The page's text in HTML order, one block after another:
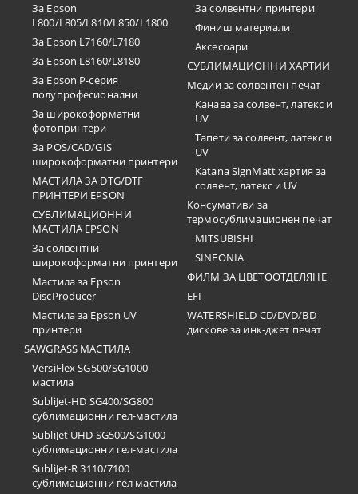
За Epson
L800/L805/L810/L850/L1800
За Epson L7160/L7180
За Epson L8160/L8180
За Epson P-серия
полупрофесионални
За широкоформатни
фотопринтери
За POS/CAD/GIS
широкоформатни принтери
МАСТИЛА ЗА DTG/DTF
ПРИНТЕРИ EPSON
СУБЛИМАЦИОННИ
МАСТИЛА EPSON
За солвентни
широкоформатни принтери
Мастила за Epson
DiscProducer
Мастила за Epson UV
принтери
SAWGRASS МАСТИЛА
VersiFlex SG500/SG1000
мастила
SubliJet-HD SG400/SG800
сублимационни гел-мастила
SubliJet UHD SG500/SG1000
сублимационни гел-мастила
SubliJet-R 3110/7100
сублимационни гел мастила
За солвентни принтери
Финиш материали
Аксесоари
СУБЛИМАЦИОННИ ХАРТИИ
Медии за солвентен печат
Канава за солвент, латекс и
UV
Тапети за солвент, латекс и
UV
Katana SignMatt хартия за
солвент, латекс и UV
Консумативи за
термосублимационен печат
MITSUBISHI
SINFONIA
ФИЛМ ЗА ЦВЕТООТДЕЛЯНЕ
EFI
WATERSHIELD CD/DVD/BD
дискове за инк-джет печат